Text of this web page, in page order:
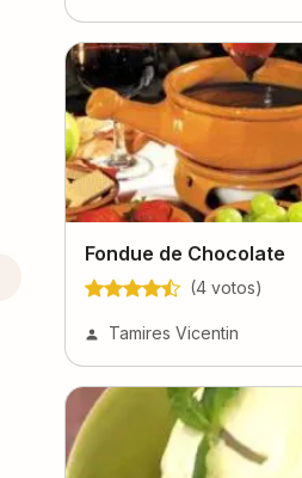
Fondue de Chocolate
(4 votos)
Tamires Vicentin